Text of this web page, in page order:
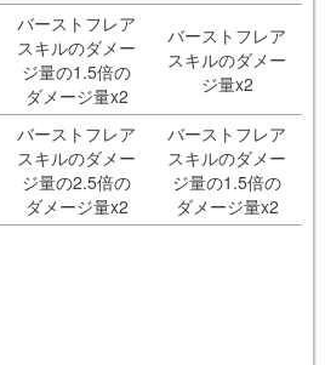
バーストフレア
スキルのダメー
ジ量の1.5倍の
ダメージ量x2
バーストフレア
スキルのダメー
ジ量x2
バーストフレア
スキルのダメー
ジ量の2.5倍の
ダメージ量x2
バーストフレア
スキルのダメー
ジ量の1.5倍の
ダメージ量x2